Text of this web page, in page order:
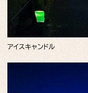
アイスキャンドル